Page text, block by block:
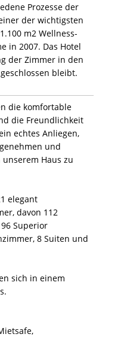
Prozesse der
der wichtigsten
m2 Wellness-
in 2007. Das Hotel
der Zimmer in den
bleibt.
die komfortable
die Freundlichkeit
echtes Anliegen,
und
Haus zu
elegant
davon 112
Superior
8 Suiten und
sich in einem